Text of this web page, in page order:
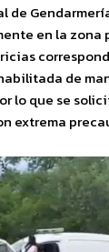
de
en la zona
de
lo que se
extrema